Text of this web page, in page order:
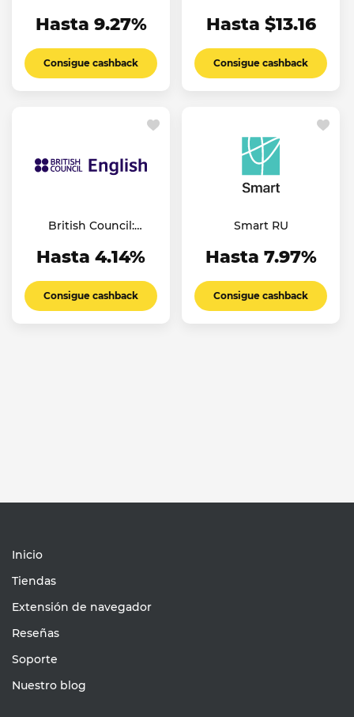
Hasta 9.27%
Consigue cashback
Hasta $13.16
Consigue cashback
British Council:
Hasta 4.14%
Consigue cashback
Smart RU
Hasta 7.97%
Consigue cashback
Inicio
Tiendas
Extensión de navegador
Reseñas
Soporte
Nuestro blog